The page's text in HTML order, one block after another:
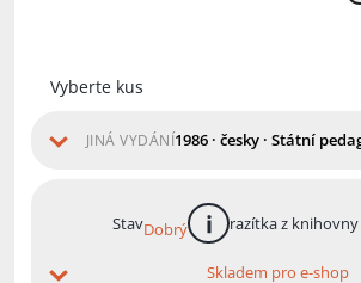
Vyberte kus
JINÁ VYDÁNÍ1986 · česky · Státní
StavDobrý více informací
razítka z knihovny
Skladem pro e-shop